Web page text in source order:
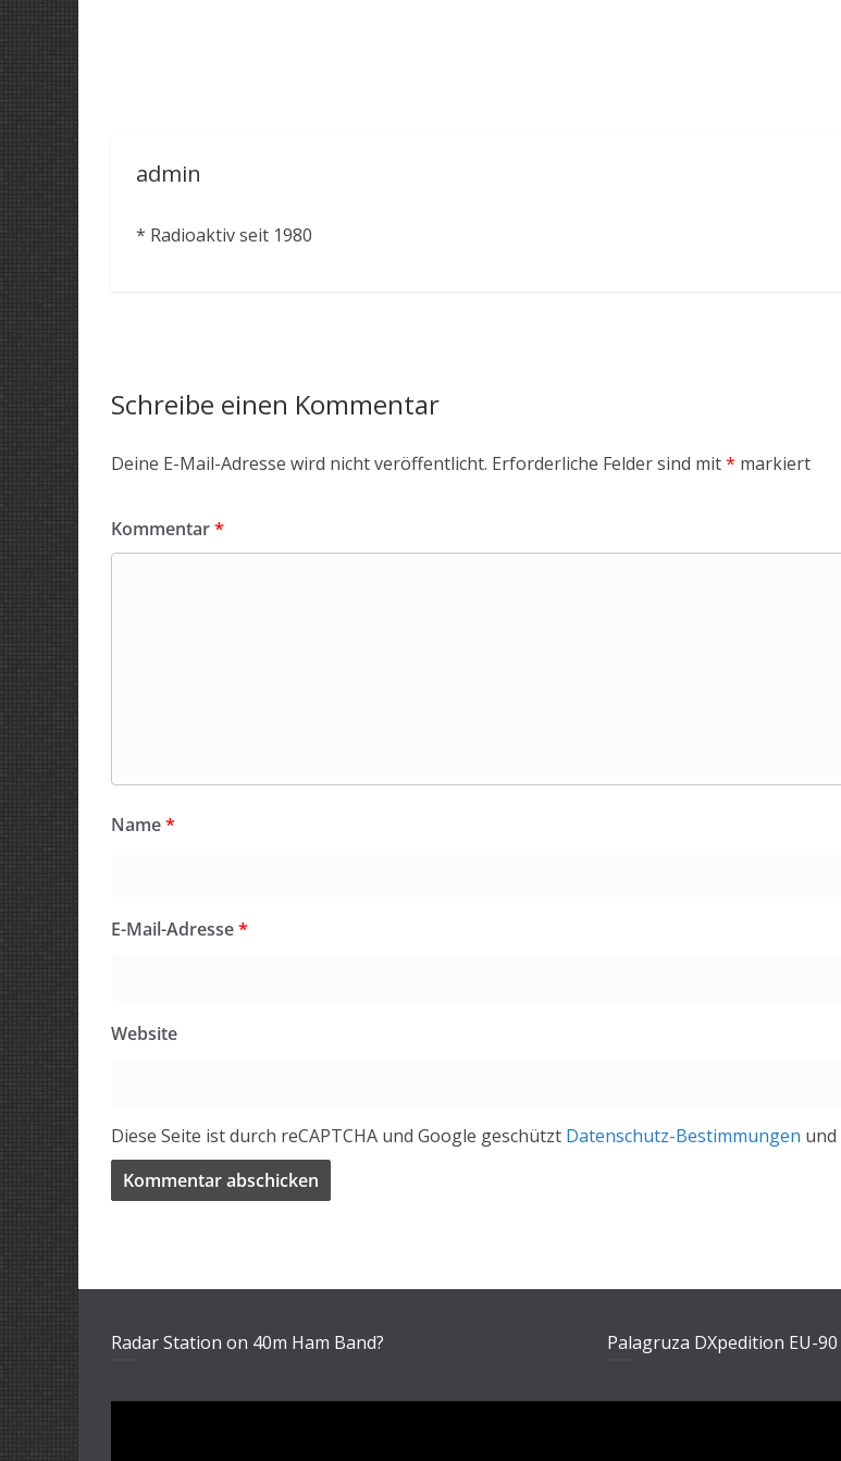
admin
* Radioaktiv seit 1980
Schreibe einen Kommentar
Deine E-Mail-Adresse wird nicht veröffentlicht. Erforderliche Felder sind mit* markiert
Kommentar*
Name*
E-Mail-Adresse*
Website
Diese Seite ist durch reCAPTCHA und Google geschützt Datenschutz-Bestimmungen und
Radar Station on 40m Ham Band? Palagruza DXpedition EU-90